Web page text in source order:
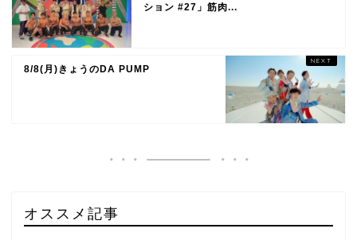
ション #27」筋肉...
8/8(月)きょうのDA PUMP
オススメ記事